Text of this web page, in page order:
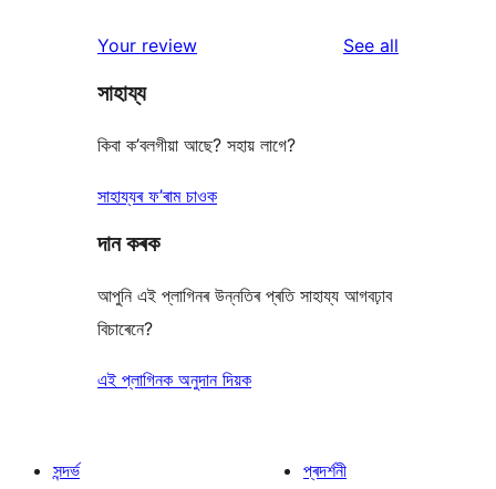
reviews
star
review
Your review See all
সাহায্য
কিবা ক’বলগীয়া আছে? সহায় লাগে?
সাহায্যৰ ফ’ৰাম চাওক
দান কৰক
আপুনি এই প্লাগিনৰ উন্নতিৰ প্ৰতি সাহায্য আগবঢ়াব
বিচাৰেনে?
এই প্লাগিনক অনুদান দিয়ক
সন্দৰ্ভ
প্ৰদৰ্শনী